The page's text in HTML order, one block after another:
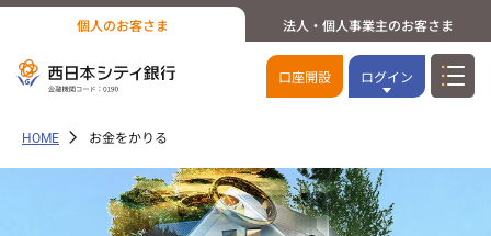
個人のお客さま 法人・個人事業主のお客さま
口座開設 ログイン
HOME お金をかりる